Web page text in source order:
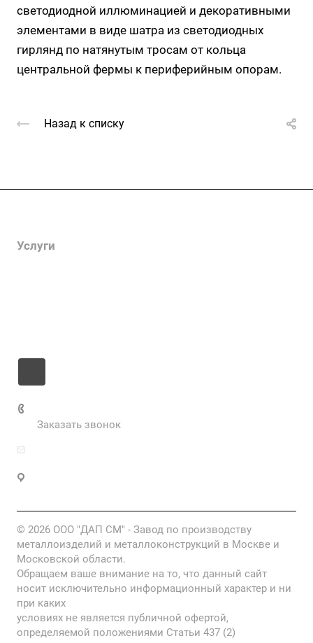
светодиодной иллюминацией и декоративными
элементами в виде шатра из светодиодных
гирлянд по натянутым тросам от кольца
центральной фермы к периферийным опорам.
Назад к списку
Услуги
Заказать звонок
© 2026 ООО "ДАП СМ" - Завод по производству
металлоизделий и металлоконструкций в Москве и
Московской области.
Обращаем ваше внимание на то, что данный сайт
носит исключительно информационный характер и ни
при каких
условиях не является публичной офертой,
определяемой положениями Статьи 437 (2)